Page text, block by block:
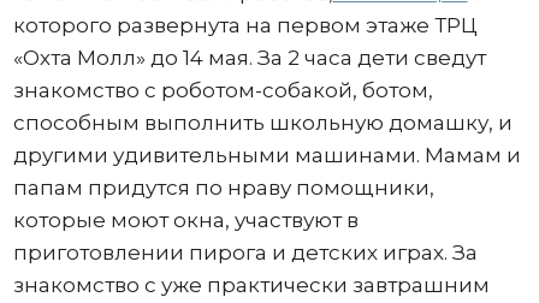
которого развернута на первом этаже ТРЦ
«Охта Молл» до 14 мая. За 2 часа дети сведут
знакомство с роботом-собакой, ботом,
способным выполнить школьную домашку, и
другими удивительными машинами. Мамам и
папам придутся по нраву помощники,
которые моют окна, участвуют в
приготовлении пирога и детских играх. За
знакомство с уже практически завтрашним